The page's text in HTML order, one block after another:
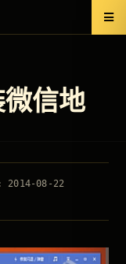
信地
2014-08-22